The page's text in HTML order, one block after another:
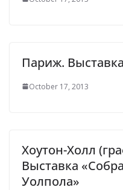
Париж.
October 17, 2013
Хоутон-Холл
Выставка
Уолпола»